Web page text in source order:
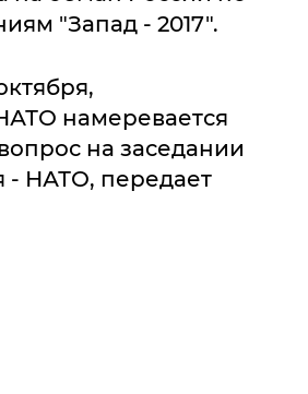
"Запад - 2017".
намеревается
на заседании
- НАТО, передает